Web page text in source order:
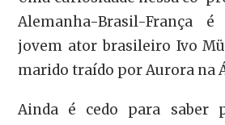
Alemanha-Brasil-França
jovem ator brasileiro Ivo
marido traído por Aurora na
Ainda é cedo para saber